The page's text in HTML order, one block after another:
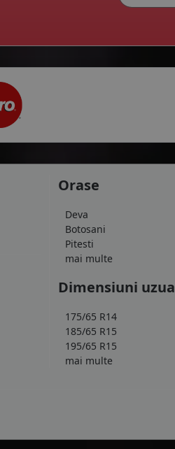
Orase
Deva
Botosani
Pitesti
mai multe
Dimensiuni
175/65 R14
185/65 R15
195/65 R15
mai multe